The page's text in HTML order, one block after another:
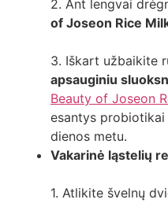
2. Ant lengvai
of Joseon Rice
3. Iškart užbaikite
apsauginiu
Beauty of Joseon
esantys
dienos metu.
Vakarinė ląstelių
1. Atlikite švelnų